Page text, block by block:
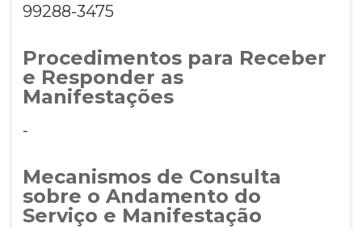
99288-3475
Procedimentos para Receber
e Responder as
Manifestações
-
Mecanismos de Consulta
sobre o Andamento do
Serviço e Manifestação